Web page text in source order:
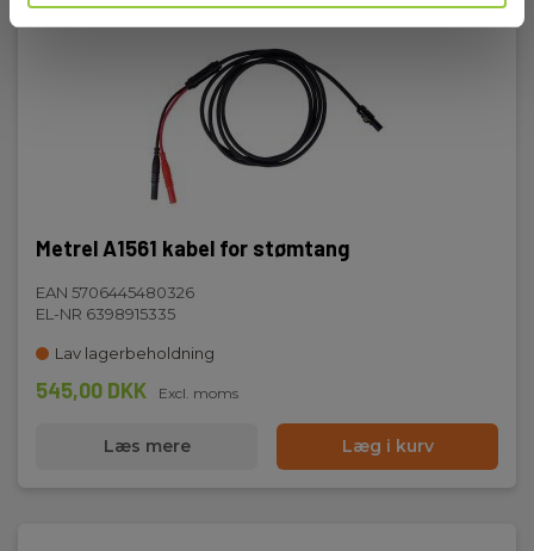
Metrel A1561 kabel for stømtang
EAN 5706445480326
EL-NR 6398915335
Lav lagerbeholdning
545,00 DKK Excl. moms
Læs mere Læg i kurv